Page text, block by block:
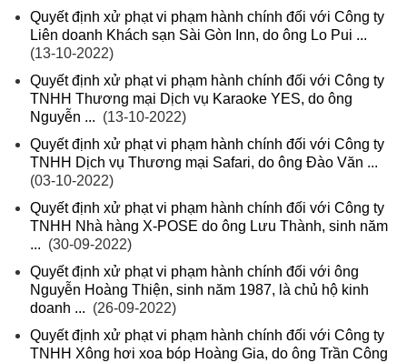
Quyết định xử phạt vi phạm hành chính đối với Công ty
Liên doanh Khách sạn Sài Gòn Inn, do ông Lo Pui ...
(13-10-2022)
Quyết định xử phạt vi phạm hành chính đối với Công ty
TNHH Thương mại Dịch vụ Karaoke YES, do ông
Nguyễn ... (13-10-2022)
Quyết định xử phạt vi phạm hành chính đối với Công ty
TNHH Dịch vụ Thương mại Safari, do ông Đào Văn ...
(03-10-2022)
Quyết định xử phạt vi phạm hành chính đối với Công ty
TNHH Nhà hàng X-POSE do ông Lưu Thành, sinh năm
... (30-09-2022)
Quyết định xử phạt vi phạm hành chính đối với ông
Nguyễn Hoàng Thiện, sinh năm 1987, là chủ hộ kinh
doanh ... (26-09-2022)
Quyết định xử phạt vi phạm hành chính đối với Công ty
TNHH Xông hơi xoa bóp Hoàng Gia, do ông Trần Công